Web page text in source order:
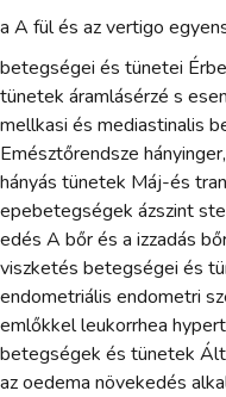
a A fül és az vertigo
betegségei és tünetei
tünetek áramlásérzé s
mellkasi és mediastinalis
Emésztőrendsze
hányás tünetek Máj-és
epebetegségek ázszint
edés A bőr és a izzadás
viszketés betegségei és
endometriális endometri
emlőkkel leukorrhea
betegségek és tünetek
az oedema növekedés